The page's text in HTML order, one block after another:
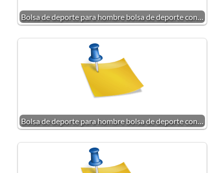
Bolsa de deporte para hombre bolsa de deporte con…
Bolsa de deporte para hombre bolsa de deporte con…